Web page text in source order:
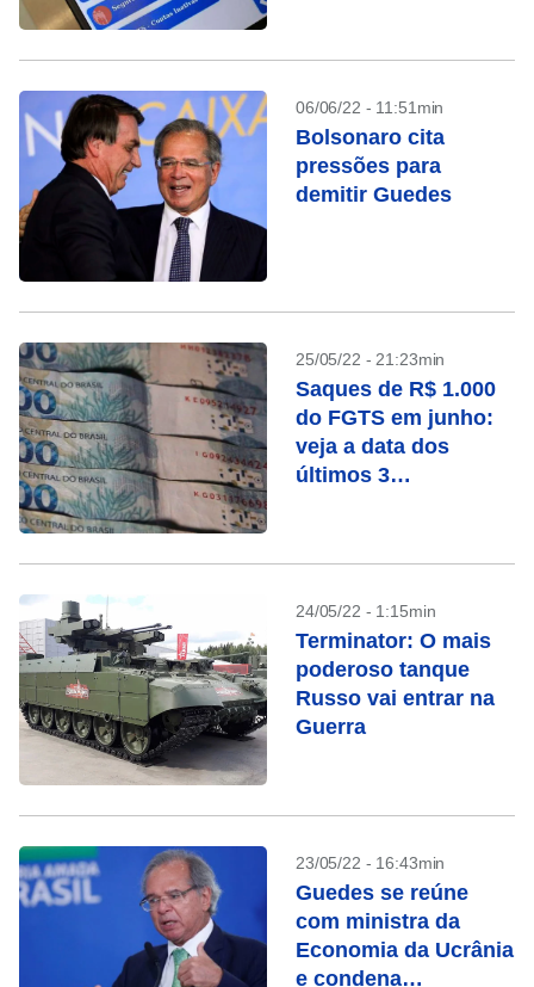
06/06/22 - 11:51min
Bolsonaro cita
pressões para
demitir Guedes
25/05/22 - 21:23min
Saques de R$ 1.000
do FGTS em junho:
veja a data dos
últimos 3
24/05/22 - 1:15min
Terminator: O mais
poderoso tanque
Russo vai entrar na
Guerra
23/05/22 - 16:43min
Guedes se reúne
com ministra da
Economia da Ucrânia
e condena